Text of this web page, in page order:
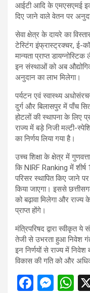
आईटी आदि के एमएसएमई
दिए जाने वाले वेतन पर
सेवा क्षेत्र के दायरे का
टेस्टिंग इंफ्रास्ट्रक्चर, ई-
मान्यता प्राप्त
इन संस्थाओं को अब औद्योगिक
अनुदान का लाभ मिलेगा।
पर्यटन एवं स्वास्थ्य
दुर्ग और बिलासपुर में पाँच
होटलों की स्थापना के लिए
राज्य में बड़े निजी मल्टी-
का निर्णय लिया गया है।
उच्च शिक्षा के क्षेत्र में
कि NIRF Ranking में शीर्ष
परिसर स्थापित किए जाने
किया जाएगा। इससे
को बढ़ावा मिलेगा और राज्य
प्राप्त होंगे।
मंत्रिपरिषद द्वारा स्वीकृत
तेजी से उभरता हुआ निवेश
इन निर्णयों से राज्य में
विकास की गति को और
F
M W